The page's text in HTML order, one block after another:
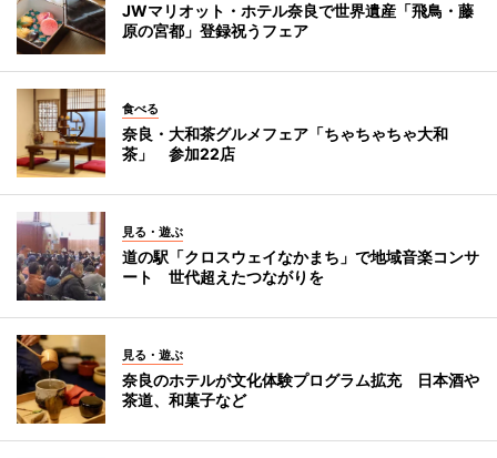
JWマリオット・ホテル奈良で世界遺産「飛鳥・藤
原の宮都」登録祝うフェア
食べる
奈良・大和茶グルメフェア「ちゃちゃちゃ大和
茶」 参加22店
見る・遊ぶ
道の駅「クロスウェイなかまち」で地域音楽コンサ
ート 世代超えたつながりを
見る・遊ぶ
奈良のホテルが文化体験プログラム拡充 日本酒や
茶道、和菓子など